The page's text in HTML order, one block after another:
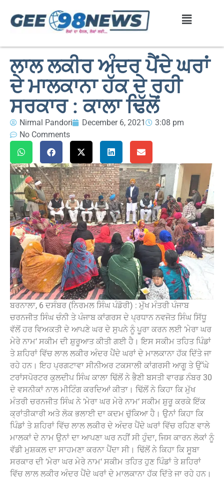
ਲਾਲ ਲਕੀਰ ਅੰਦਰ ਪੈਂਦੇ ਘਰਾਂ
ਦੇ ਮਾਲਕਾਨਾ ਹੱਕ ਦੇ ਰਹੀ
ਸਰਕਾਰ : ਕਾਲਾ ਢਿੱਲੋਂ
Nirmal Pandori December 6, 2021
3:08 pm
No Comments
ਬਰਨਾਲਾ, 6 ਦਸੰਬਰ (ਨਿਰਮਲ ਸਿੰਘ ਪੰਡੋਰੀ) : ਮੁੱਖ ਮੰਤਰੀ ਪੰਜਾਬ
ਚਰਨਜੀਤ ਸਿੰਘ ਚੰਨੀ ਤੇ ਪੰਜਾਬ ਕਾਂਗਰਸ ਦੇ ਪ੍ਰਧਾਨ ਨਵਜੋਤ ਸਿੰਘ ਸਿੱਧੂ
ਵੱਲੋਂ ਹਰ ਵਿਅਕਤੀ ਦੇ ਆਪਣੇ ਘਰ ਦੇ ਸੁਪਨੇ ਨੂੰ ਪੂਰਾ ਕਰਨ ਲਈ ‘ਮੇਰਾ ਘਰ
ਮੇਰੇ ਨਾਮ‘ ਸਕੀਮ ਦੀ ਸ਼ੁਰੂਆਤ ਕੀਤੀ ਗਈ ਹੈ। ਇਸ ਸਕੀਮ ਤਹਿਤ ਪਿੰਡਾਂ
ਤੇ ਸ਼ਹਿਰਾਂ ਵਿੱਚ ਲਾਲ ਲਕੀਰ ਅੰਦਰ ਪੈਂਦੇ ਘਰਾਂ ਦੇ ਮਾਲਕਾਨਾ ਹੱਕ ਦਿੱਤੇ ਜਾ
ਰਹੇ ਹਨ। ਇਹ ਪ੍ਰਗਟਾਵਾ ਸੀਨੀਅਰ ਟਕਸਾਲੀ ਕਾਂਗਰਸੀ ਆਗੂ ਤੇ ਉੱਘੇ
ਟਰਾਂਸਪੋਰਟਰ ਕੁਲਦੀਪ ਸਿੰਘ ਕਾਲਾ ਢਿੱਲੋਂ ਨੇ ਭੈਣੀ ਬਸਤੀ ਵਾਰਡ ਨੰਬਰ 30
ਦੇ ਵਸਨੀਕਾਂ ਨਾਲ ਮੀਟਿੰਗ ਕਰਦਿਆਂ ਕੀਤਾ। ਢਿੱਲੋਂ ਨੇ ਕਿਹਾ ਕਿ ਮੁੱਖ
ਮੰਤਰੀ ਚਰਨਜੀਤ ਸਿੰਘ ਨੇ ‘ਮੇਰਾ ਘਰ ਮੇਰੇ ਨਾਮ‘ ਸਕੀਮ ਸ਼ੁਰੂ ਕਰਕੇ ਇੱਕ
ਕ੍ਰਾਂਤੀਕਾਰੀ ਅਤੇ ਲੋਕ ਭਲਾਈ ਦਾ ਕਦਮ ਚੁੱਕਿਆ ਹੈ। ਉਨਾਂ ਕਿਹਾ ਕਿ
ਪਿੰਡਾਂ ਤੇ ਸ਼ਹਿਰਾਂ ਵਿੱਚ ਲਾਲ ਲਕੀਰ ਦੇ ਅੰਦਰ ਪੈਂਦੇ ਘਰਾਂ ਵਿੱਚ ਰਹਿਣ ਵਾਲੇ
ਮਾਲਕਾਂ ਦੇ ਨਾਮ ਉਨਾਂ ਦਾ ਆਪਣਾ ਘਰ ਨਹੀਂ ਸੀ ਹੁੰਦਾ, ਜਿਸ ਕਾਰਨ ਲੋਕਾਂ ਨੂੰ
ਵੱਡੀ ਮੁਸ਼ਕਲ ਦਾ ਸਾਹਮਣਾ ਕਰਨਾ ਪੈਂਦਾ ਸੀ। ਢਿੱਲੋਂ ਨੇ ਕਿਹਾ ਕਿ ਸੂਬਾ
ਸਰਕਾਰ ਦੀ ‘ਮੇਰਾ ਘਰ ਮੇਰੇ ਨਾਮ‘ ਸਕੀਮ ਤਹਿਤ ਹੁਣ ਪਿੰਡਾਂ ਤੇ ਸ਼ਹਿਰਾਂ
ਵਿੱਚ ਲਾਲ ਲਕੀਰ ਅੰਦਰ ਪੈਂਦੇ ਘਰਾਂ ਦੇ ਮਾਲਕਾਨਾ ਹੱਕ ਦਿੱਤੇ ਜਾ ਰਹੇ ਹਨ।